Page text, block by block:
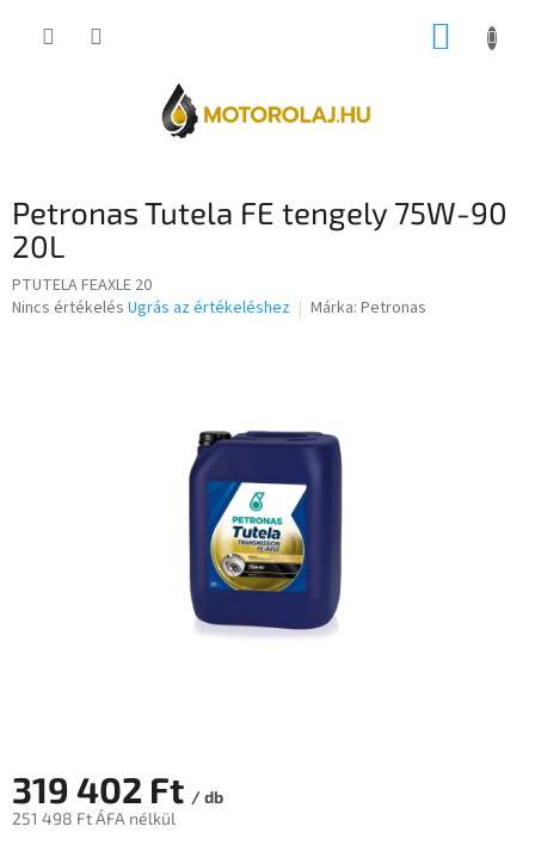
KOSÁR
Petronas Tutela FE tengely 75W-90
20L
PTUTELA FEAXLE 20
A
Nincs értékelés Ugrás az értékeléshez Márka: Petronas
319 402 Ft / db
251 498 Ft ÁFA nélkül